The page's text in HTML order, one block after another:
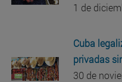
1 de
Cuba
privadas
30 de